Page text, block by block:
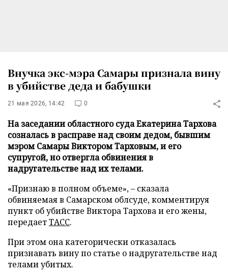
Внучка экс-мэра Самары признала вину
в убийстве деда и бабушки
21 мая 2026, 14:42 0
На заседании областного суда Екатерина Тархова
созналась в расправе над своим дедом, бывшим
мэром Самары Виктором Тарховым, и его
супругой, но отвергла обвинения в
надругательстве над их телами.
«Признаю в полном объеме», – сказала
обвиняемая в Самарском облсуде, комментируя
пункт об убийстве Виктора Тархова и его жены,
передаетТАСС.
При этом она категорически отказалась
признавать вину по статье о надругательстве над
телами убитых.